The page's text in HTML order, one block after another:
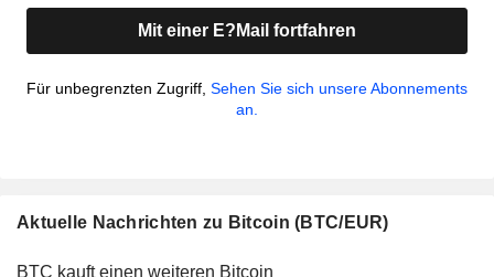
Mit einer E?Mail fortfahren
Für unbegrenzten Zugriff, Sehen Sie sich unsere Abonnements
an.
Aktuelle Nachrichten zu Bitcoin (BTC/EUR)
BTC kauft einen weiteren Bitcoin